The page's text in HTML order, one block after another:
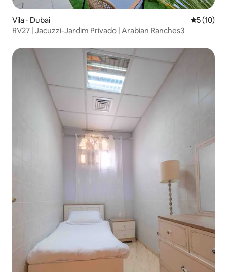
Vila ⋅ Dubai 5 de uma
5 (10)
RV27 | Jacuzzi-Jardim Privado | Arabian Ranches3